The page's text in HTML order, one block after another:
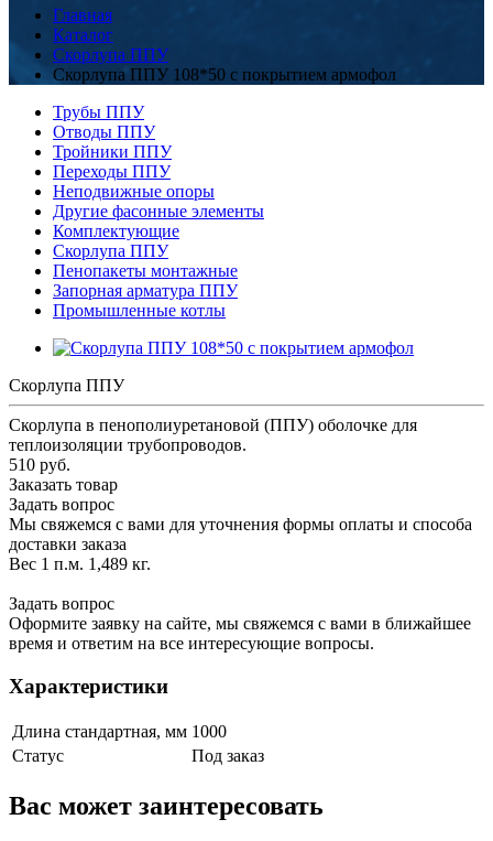
Главная
Каталог
Скорлупа ППУ
Скорлупа ППУ 108*50 с покрытием армофол
Трубы ППУ
Отводы ППУ
Тройники ППУ
Переходы ППУ
Неподвижные опоры
Другие фасонные элементы
Комплектующие
Скорлупа ППУ
Пенопакеты монтажные
Запорная арматура ППУ
Промышленные котлы
Скорлупа ППУ
Скорлупа в пенополиуретановой (ППУ) оболочке для
теплоизоляции трубопроводов.
510 руб.
Заказать товар
Задать вопрос
Мы свяжемся с вами для уточнения формы оплаты и способа
доставки заказа
Вес 1 п.м. 1,489 кг.
Задать вопрос
Оформите заявку на сайте, мы свяжемся с вами в ближайшее
время и ответим на все интересующие вопросы.
Характеристики
Длина стандартная, мм 1000
Статус
Под заказ
Вас может заинтересовать